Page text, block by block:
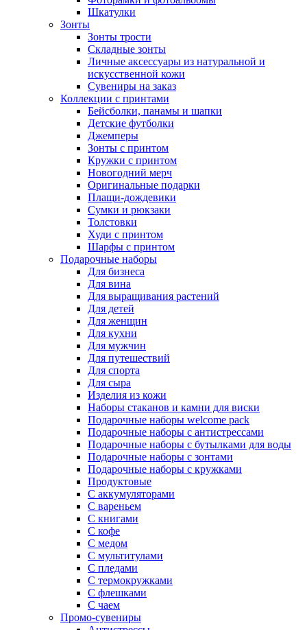
Шкатулки
Зонты
Зонты трости
Складные зонты
Личные аксессуары из натуральной и
искусственной кожи
Сувениры на заказ
Коллекции с принтами
Бейсболки, панамы и шапки
Детские футболки
Джемперы
Зонты с принтом
Кружки с принтом
Новогодний мерч
Оригинальные подарки
Плащи-дождевики
Сумки и рюкзаки
Толстовки
Худи с принтом
Шарфы с принтом
Подарочные наборы
Для бизнеса
Для вина
Для выращивания растений
Для детей
Для женщин
Для кухни
Для мужчин
Для путешествий
Для спорта
Для сыра
Изделия из кожи
Наборы стаканов и камни для виски
Подарочные наборы welcome pack
Подарочные наборы с антистрессами
Подарочные наборы с бутылками для воды
Подарочные наборы с зонтами
Подарочные наборы с кружками
Продуктовые
С аккумуляторами
С вареньем
С книгами
С кофе
С медом
С мультитулами
С пледами
С термокружками
С флешками
С чаем
Промо-сувениры